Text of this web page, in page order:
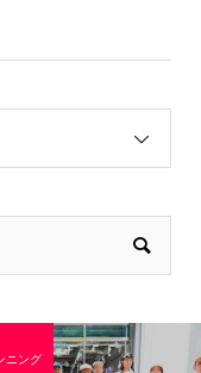
ニング